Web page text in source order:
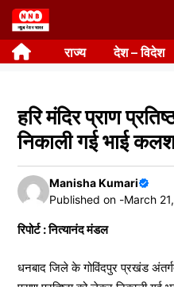
Skip
to
content राज्य देश – विदेश
हरि मंदिर प्राण
निकाली गई भाई कलश
Manisha Kumari
Published on -March
रिपोर्ट : नित्यानंद मंडल
धनबाद जिले के गोविंदपुर प्रखंड